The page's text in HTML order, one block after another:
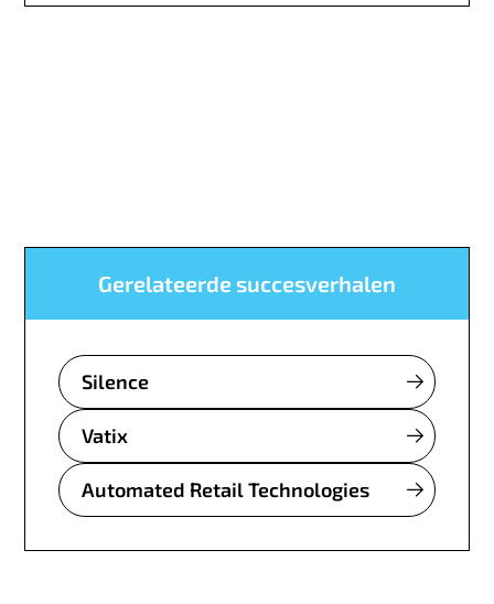
Gerelateerde succesverhalen
Silence
Vatix
Automated Retail Technologies